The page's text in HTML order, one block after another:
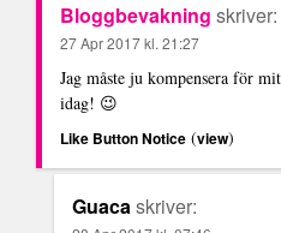
Bloggbevakning skriver:
27 Apr 2017 kl. 21:27
Jag måste ju kompensera för
idag! 😉
Like Button Notice (view)
Guacaskriver: